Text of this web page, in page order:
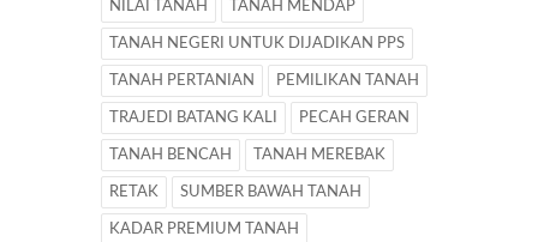
NILAI TANAH TANAH MENDAP
TANAH NEGERI UNTUK DIJADIKAN PPS
TANAH PERTANIAN PEMILIKAN TANAH
TRAJEDI BATANG KALI PECAH GERAN
TANAH BENCAH TANAH MEREBAK
RETAK SUMBER BAWAH TANAH
KADAR PREMIUM TANAH